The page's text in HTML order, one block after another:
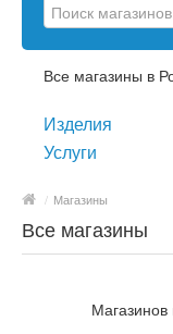
Все магазины в
Изделия
Услуги
/ Магазины
Все магазины